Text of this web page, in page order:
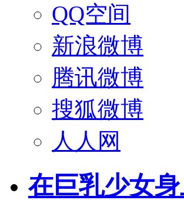
QQ空间
新浪微博
腾讯微博
搜狐微博
人人网
在巨乳少女